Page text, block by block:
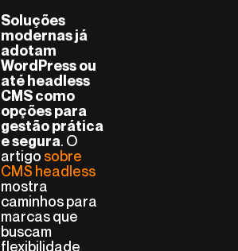
Soluções
modernas já
adotam
WordPress ou
até headless
CMS como
opções para
gestão prática
e segura. O
artigo sobre
CMS headless
mostra
caminhos para
marcas que
buscam
flexibilidade